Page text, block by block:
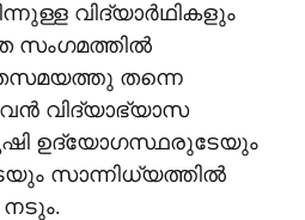
വിദ്യാർഥികളും
സംഗമത്തിൽ
തന്നെ
വിദ്യാഭ്യാസ
ഉദ്യോഗസ്ഥരുടേയും
സാന്നിധ്യത്തിൽ